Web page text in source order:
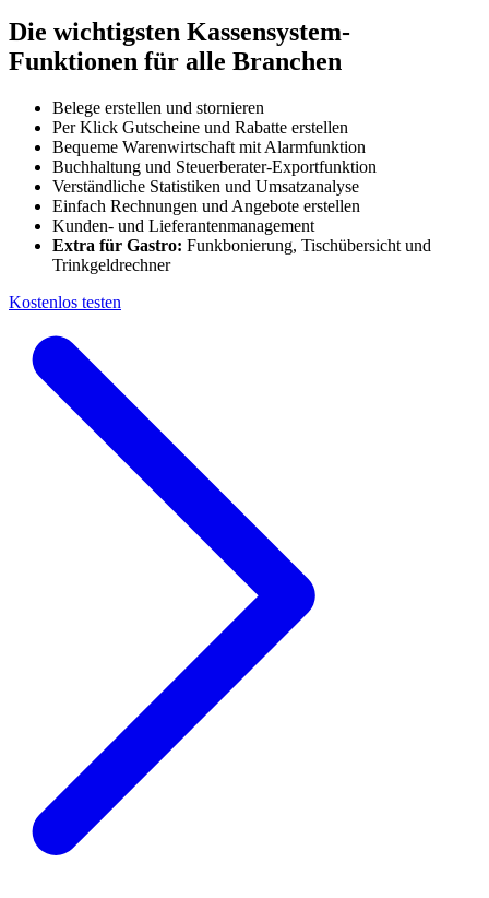
Die wichtigsten Kassensystem-
Funktionen für alle Branchen
Belege erstellen und stornieren
Per Klick Gutscheine und Rabatte erstellen
Bequeme Warenwirtschaft mit Alarmfunktion
Buchhaltung und Steuerberater-Exportfunktion
Verständliche Statistiken und Umsatzanalyse
Einfach Rechnungen und Angebote erstellen
Kunden- und Lieferantenmanagement
Extra für Gastro: Funkbonierung, Tischübersicht und
Trinkgeldrechner
Kostenlos testen